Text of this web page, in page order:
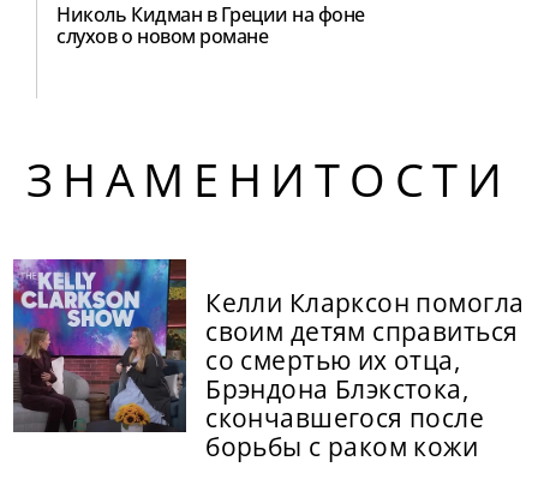
Николь Кидман в Греции на фоне
слухов о новом романе
ЗНАМЕНИТОСТИ
Келли Кларксон помогла
своим детям справиться
со смертью их отца,
Брэндона Блэкстока,
скончавшегося после
борьбы с раком кожи